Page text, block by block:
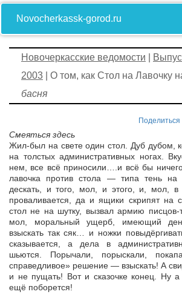
Novocherkassk-gorod.ru
Новочеркасские ведомости
2003 | О том, как Стол на Лавочку
басня
Поделиться
Смеяться здесь
Жил-был на свете один стол. Дуб дубом,
на толстых административных ногах.
нем, все всё приносили….и всё бы
лавочка против стола — типа тень на
дескать, и того, мол, и этого, и, мол,
проваливается, да и ящики скрипят на
стол не на шутку, вызвал армию писцов-
мол, моральный ущерб, имеющий
взыскать так сяк… и ножки
сказывается, а дела в
шьются. Порычали, порыскали,
справедливое» решение — взыскать! А
и не пущать! Вот и сказочке конец. Ну
ещё поборется!